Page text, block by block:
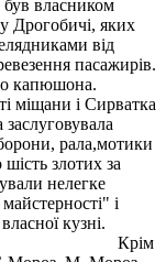
Дрогобичі, яких
від
пасажирів.
капюшона.
міщани і Сирватка
рала,мотики
злотих за
нелегке
і
власної кузні.